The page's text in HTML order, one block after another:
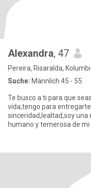
Alexandra, 47
Pereira, Risaralda,
Suche: Männlich 45 - 55
Te busco a ti para que
vida,tengo para
sinceridad,lealtad,soy una
humano y temerosa de